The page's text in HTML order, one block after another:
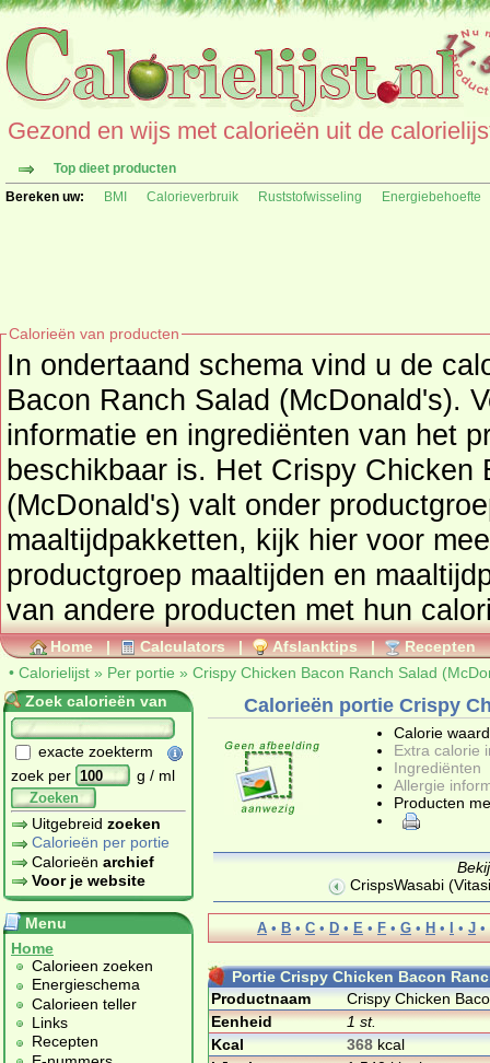
Gezond en wijs met calorieën uit de
Top dieet producten
Bereken uw:
BMI Calorieverbruik Ruststofwisseling Energiebehoefte
Calorieën van producten
In ondertaand schema vind u de
Bacon Ranch Salad (McDonald's).
informatie en ingrediënten van het product, mits deze informatie
beschikbaar is. Het Crispy Chicken
(McDonald's) valt onder
maaltijdpakketten, kijk hier voor
productgroep maaltijden en
Home | Calculators | Afslanktips | Recepten
• Calorielijst » Per portie » Crispy Chicken Bacon Ranch Salad
Zoek calorieën van
exacte zoekterm
zoek per
g / ml
Zoeken
Uitgebreid zoeken
Calorieën per portie
Calorieën archief
Voor je website
Menu
Home
Calorieen zoeken
Energieschema
Calorieen teller
Links
Recepten
Calorieën portie Crispy
Calorie
Extra calorie
Ingrediënten
Allergie
Producten
CrispsWasabi
A • B • C • D • E • F • G • H • I • J •
Portie Crispy Chicken Bacon
Productnaam
Crispy Chicken
Eenheid
1 st.
Kcal
368 kcal